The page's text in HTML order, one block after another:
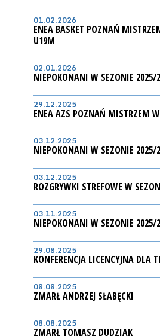
01.02.2026
ENEA BASKET POZNAŃ
U19M
02.01.2026
NIEPOKONANI W SEZONIE 2025/
29.12.2025
ENEA AZS POZNAŃ MISTRZEM
03.12.2025
NIEPOKONANI W SEZONIE 2025/
03.12.2025
ROZGRYWKI STREFOWE W
03.11.2025
NIEPOKONANI W SEZONIE 2025/
29.08.2025
KONFERENCJA LICENCYJNA DLA
08.08.2025
ZMARŁ ANDRZEJ SŁABĘCKI
08.08.2025
ZMARŁ TOMASZ DUDZIAK